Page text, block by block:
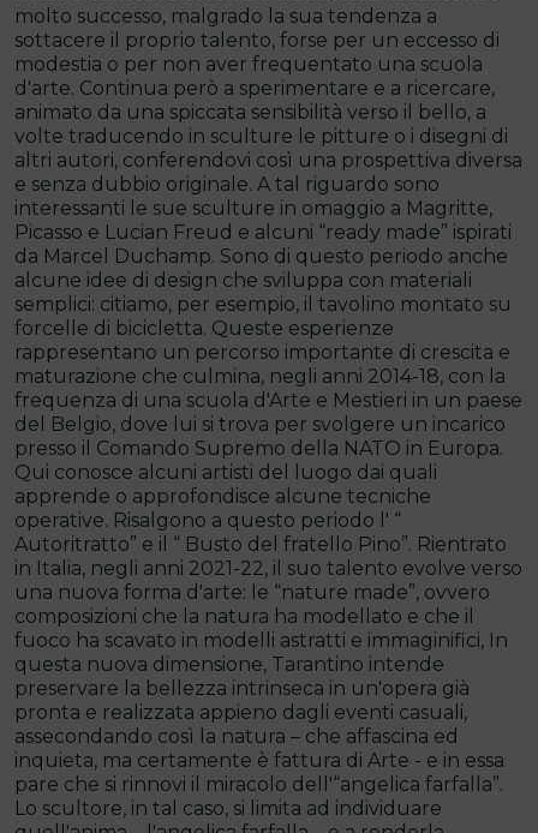
molto successo, malgrado la sua tendenza a
sottacere il proprio talento, forse per un eccesso di
modestia o per non aver frequentato una scuola
d'arte. Continua però a sperimentare e a ricercare,
animato da una spiccata sensibilità verso il bello, a
volte traducendo in sculture le pitture o i disegni di
altri autori, conferendovi così una prospettiva diversa
e senza dubbio originale. A tal riguardo sono
interessanti le sue sculture in omaggio a Magritte,
Picasso e Lucian Freud e alcuni “ready made” ispirati
da Marcel Duchamp. Sono di questo periodo anche
alcune idee di design che sviluppa con materiali
semplici: citiamo, per esempio, il tavolino montato su
forcelle di bicicletta. Queste esperienze
rappresentano un percorso importante di crescita e
maturazione che culmina, negli anni 2014-18, con la
frequenza di una scuola d'Arte e Mestieri in un paese
del Belgio, dove lui si trova per svolgere un incarico
presso il Comando Supremo della NATO in Europa.
Qui conosce alcuni artisti del luogo dai quali
apprende o approfondisce alcune tecniche
operative. Risalgono a questo periodo l' “
Autoritratto” e il “ Busto del fratello Pino”. Rientrato
in Italia, negli anni 2021-22, il suo talento evolve verso
una nuova forma d'arte: le “nature made”, ovvero
composizioni che la natura ha modellato e che il
fuoco ha scavato in modelli astratti e immaginifici, In
questa nuova dimensione, Tarantino intende
preservare la bellezza intrinseca in un'opera già
pronta e realizzata appieno dagli eventi casuali,
assecondando così la natura – che affascina ed
inquieta, ma certamente è fattura di Arte - e in essa
pare che si rinnovi il miracolo dell'“angelica farfalla”.
Lo scultore, in tal caso, si limita ad individuare